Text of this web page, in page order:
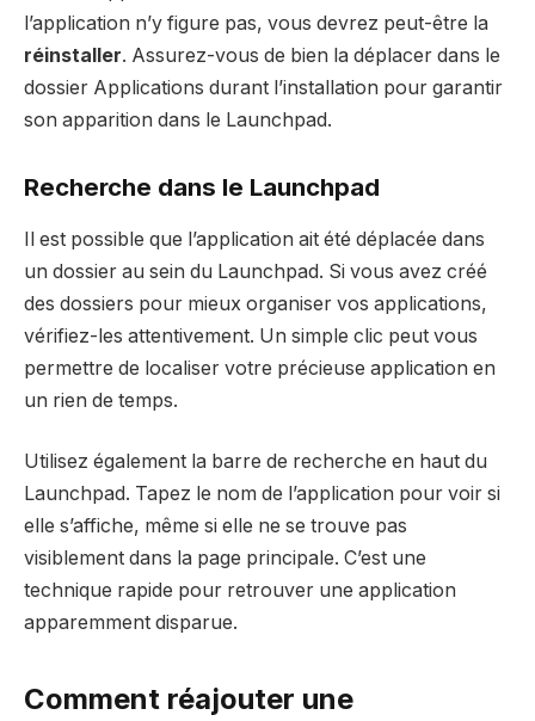
l’application n’y figure pas, vous devrez peut-être la
réinstaller. Assurez-vous de bien la déplacer dans le
dossier Applications durant l’installation pour garantir
son apparition dans le Launchpad.
Recherche dans le Launchpad
Il est possible que l’application ait été déplacée dans
un dossier au sein du Launchpad. Si vous avez créé
des dossiers pour mieux organiser vos applications,
vérifiez-les attentivement. Un simple clic peut vous
permettre de localiser votre précieuse application en
un rien de temps.
Utilisez également la barre de recherche en haut du
Launchpad. Tapez le nom de l’application pour voir si
elle s’affiche, même si elle ne se trouve pas
visiblement dans la page principale. C’est une
technique rapide pour retrouver une application
apparemment disparue.
Comment réajouter une